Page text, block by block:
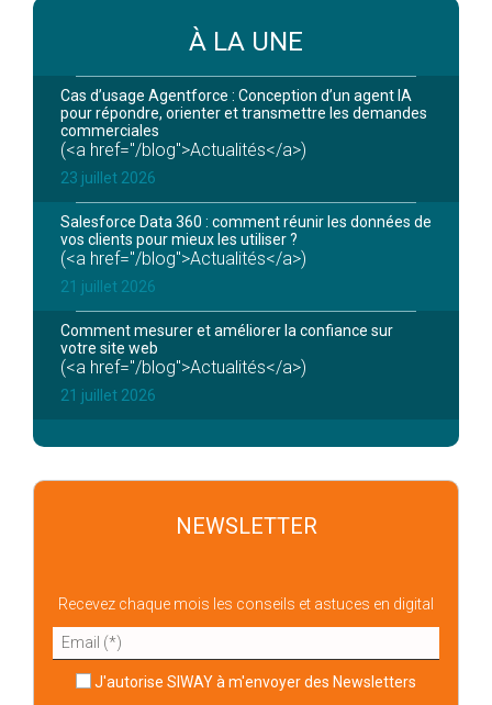
À LA UNE
Cas d’usage Agentforce : Conception d’un agent IA
pour répondre, orienter et transmettre les demandes
commerciales
(<a href="/blog">Actualités</a>)
23 juillet 2026
Salesforce Data 360 : comment réunir les données de
vos clients pour mieux les utiliser ?
(<a href="/blog">Actualités</a>)
21 juillet 2026
Comment mesurer et améliorer la confiance sur
votre site web
(<a href="/blog">Actualités</a>)
21 juillet 2026
NEWSLETTER
Recevez chaque mois les conseils et astuces en digital
J'autorise SIWAY à m'envoyer des Newsletters